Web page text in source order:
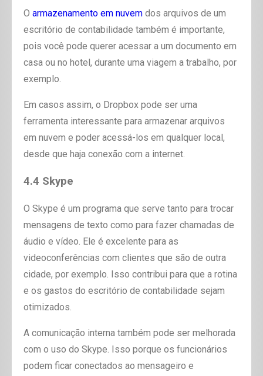
O armazenamento em nuvem dos arquivos de um
escritório de contabilidade também é importante,
pois você pode querer acessar a um documento em
casa ou no hotel, durante uma viagem a trabalho, por
exemplo.
Em casos assim, o Dropbox pode ser uma
ferramenta interessante para armazenar arquivos
em nuvem e poder acessá-los em qualquer local,
desde que haja conexão com a internet.
4.4 Skype
O Skype é um programa que serve tanto para trocar
mensagens de texto como para fazer chamadas de
áudio e vídeo. Ele é excelente para as
videoconferências com clientes que são de outra
cidade, por exemplo. Isso contribui para que a rotina
e os gastos do escritório de contabilidade sejam
otimizados.
A comunicação interna também pode ser melhorada
com o uso do Skype. Isso porque os funcionários
podem ficar conectados ao mensageiro e